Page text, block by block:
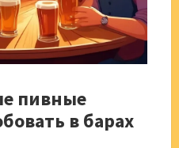
пивные
в барах